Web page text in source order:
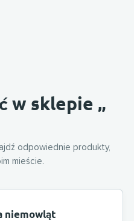
w sklepie „
odpowiednie produkty,
mieście.
niemowląt